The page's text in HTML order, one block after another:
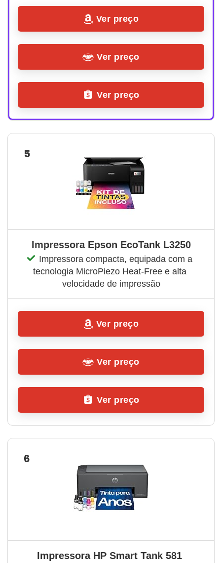
Ver preço
Ver preço
Ver preço
5
Impressora Epson EcoTank L3250
Impressora compacta, equipada com a
tecnologia MicroPiezo Heat-Free e alta
velocidade de impressão
Ver preço
Ver preço
Ver preço
6
Impressora HP Smart Tank 581